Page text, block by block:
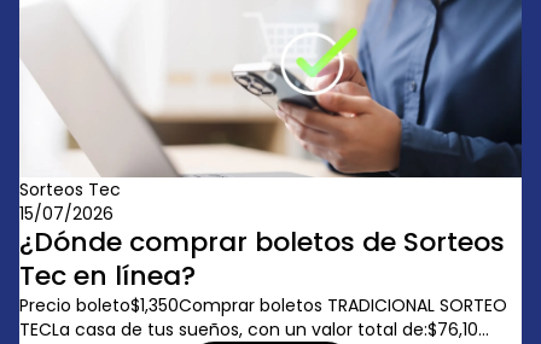
Sorteos Tec
15/07/2026
¿Dónde comprar boletos de Sorteos
Tec en línea?
Precio boleto$1,350Comprar boletos TRADICIONAL SORTEO
TECLa casa de tus sueños, con un valor total de:$76,10...